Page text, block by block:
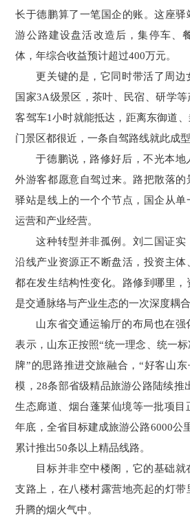
长于德鹏算了一笔国企的账。这座
游公路建设盘活改造后，集停车、
体，年综合收益预计超过400万元。
更关键的是，它同时带活了周边
国家3A级景区，茶叶、民宿、研学
客驾车1小时就能抵达，距离东御道
门景区都很近，一条自驾路线就此成型
于德鹏说，路修好后，不光本
外游客都愿意自驾过来。路把散落
驿站是线上的一个个节点，国企从
运营和产业经营。
这种转型并非孤例。刘二国证实
沿线产业资源正不断盘活，投资主
都在发生结构性变化。路修到哪里
是交通脉络与产业生态的一次深度耦合
山东省交通运输厅的布局也在
表示，山东正按照“统一理念、统一
牌”的思路推进交旅融合，“好客山
模，28条部省级精品旅游公路陆续
生态廊道、烟台蓬莱仙境等一批项目
年底，全省目标建成旅游公路6000公
累计推出50条以上精品线路。
目标并非空中楼阁，它的基础
支路上，在八楼村露营地亮起的灯
升腾的烟火气中。